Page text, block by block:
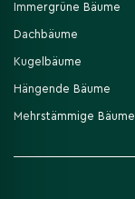
Immergrüne Bäume
Dachbäume
Kugelbäume
Hängende Bäume
Mehrstämmige Bäume